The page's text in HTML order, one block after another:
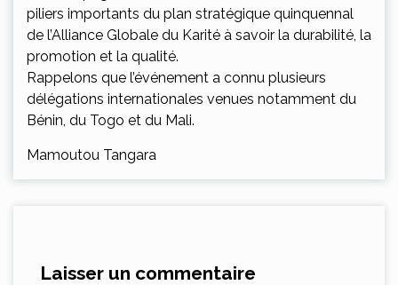
piliers importants du plan stratégique quinquennal
de l’Alliance Globale du Karité à savoir la durabilité, la
promotion et la qualité.
Rappelons que l’événement a connu plusieurs
délégations internationales venues notamment du
Bénin, du Togo et du Mali.
Mamoutou Tangara
Laisser un commentaire